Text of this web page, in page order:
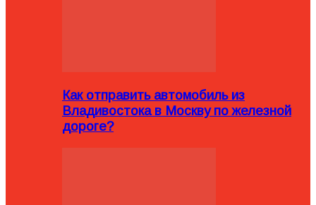
Как отправить автомобиль из
Владивостока в Москву по железной
дороге?